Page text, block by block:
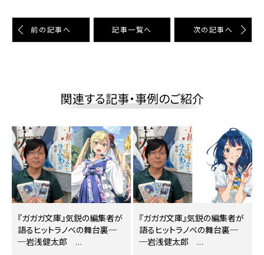
前の記事へ 記事⼀覧へ 次の記事へ
関連する記事・事例のご紹介
『ガガガ文庫』気鋭の編集者が
語るヒットラノベの舞台裏─
─岩浅健太郎 …
『ガガガ文庫』気鋭の編集者が
語るヒットラノベの舞台裏─
─岩浅健太郎 …